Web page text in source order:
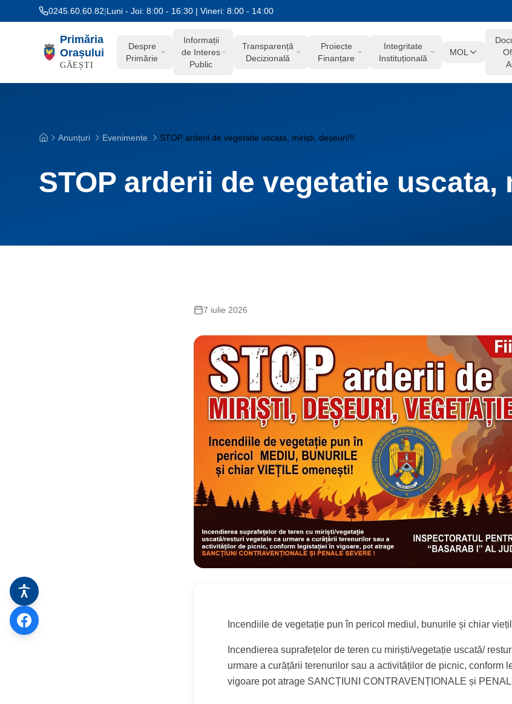
Salt la conținut0245.60.60.82|Luni - Joi: 8:00 - 16:30 | Vineri: 8:00 - 14:00
Primăria
Orașului
GĂEȘTI
Despre
Primărie
Informații
de Interes
Public
Transparență
Decizională
Proiecte
Finanțare
Integritate
Instituțională
MOL
Acasă
Anunțuri Evenimente STOP arderii de vegetatie uscata, miriști, deșeuri!!!
STOP arderii de vegetatie
7 iulie 2026
Incendiile de vegetație pun în pericol mediul, bunurile și chiar
Incendierea suprafețelor de teren cu miriști/vegetație uscată/
urmare a curățării terenurilor sau a activităților de picnic, conform
vigoare pot atrage SANCȚIUNI CONTRAVENȚIONALE și